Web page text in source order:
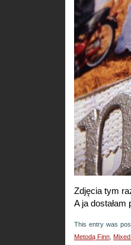
Zdjęcia tym
A ja
This entry was
Metodą Finn